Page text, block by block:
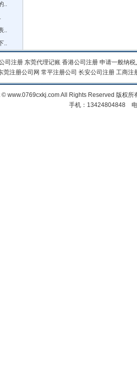
..
..
..
司注册 东莞代理记账 香港公司注册 申请一般纳税
莞注册公司网 常平注册公司 长安公司注册 工商注
© www.0769cxkj.com All Rights Reserved 版权
手机：13424804848